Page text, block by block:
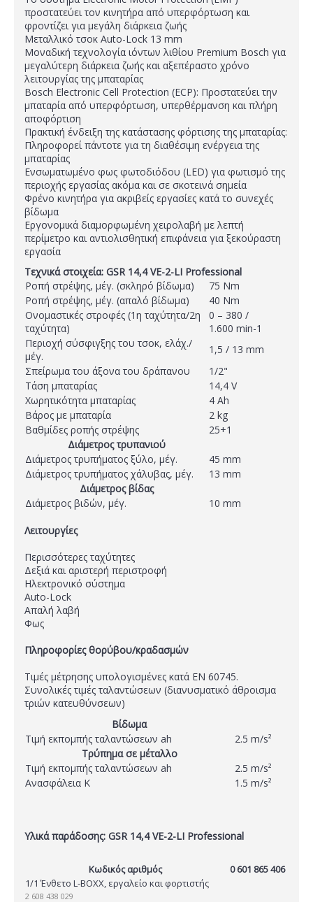
προστατεύει τον κινητήρα από υπερφόρτωση και
φροντίζει για μεγάλη διάρκεια ζωής
Μεταλλικό τσοκ Auto-Lock 13 mm
Μοναδική τεχνολογία ιόντων λιθίου Premium Bosch για
μεγαλύτερη διάρκεια ζωής και αξεπέραστο χρόνο
λειτουργίας της μπαταρίας
Bosch Electronic Cell Protection (ECP): Προστατεύει την
μπαταρία από υπερφόρτωση, υπερθέρμανση και πλήρη
αποφόρτιση
Πρακτική ένδειξη της κατάστασης φόρτισης της μπαταρίας:
Πληροφορεί πάντοτε για τη διαθέσιμη ενέργεια της
μπαταρίας
Ενσωματωμένο φως φωτοδιόδου (LED) για φωτισμό της
περιοχής εργασίας ακόμα και σε σκοτεινά σημεία
Φρένο κινητήρα για ακριβείς εργασίες κατά το συνεχές
βίδωμα
Εργονομικά διαμορφωμένη χειρολαβή με λεπτή
περίμετρο και αντιολισθητική επιφάνεια για ξεκούραστη
εργασία
Τεχνικά στοιχεία: GSR 14,4 VE-2-LI Professional
Ροπή στρέψης, μέγ. (σκληρό βίδωμα)
75 Nm
Ροπή στρέψης, μέγ. (απαλό βίδωμα)
40 Nm
Ονομαστικές στροφές (1η ταχύτητα/2η
ταχύτητα)
0 – 380 /
1.600 min-1
Περιοχή σύσφιγξης του τσοκ, ελάχ./
μέγ.
1,5 / 13 mm
Σπείρωμα του άξονα του δράπανου
1/2"
Τάση μπαταρίας
14,4 V
Χωρητικότητα μπαταρίας
4 Ah
Βάρος με μπαταρία
2 kg
Βαθμίδες ροπής στρέψης
25+1
Διάμετρος τρυπανιού
Διάμετρος τρυπήματος ξύλο, μέγ.
45 mm
Διάμετρος τρυπήματος χάλυβας, μέγ.
13 mm
Διάμετρος βίδας
Διάμετρος βιδών, μέγ.
10 mm
Λειτουργίες
Περισσότερες ταχύτητες
Δεξιά και αριστερή περιστροφή
Ηλεκτρονικό σύστημα
Auto-Lock
Απαλή λαβή
Φως
Πληροφορίες θορύβου/κραδασμών
Τιμές μέτρησης υπολογισμένες κατά EN 60745.
Συνολικές τιμές ταλαντώσεων (διανυσματικό άθροισμα
τριών κατευθύνσεων)
Βίδωμα
Τιμή εκπομπής ταλαντώσεων ah
2.5 m/s²
Τρύπημα σε μέταλλο
Τιμή εκπομπής ταλαντώσεων ah
2.5 m/s²
Ανασφάλεια K
1.5 m/s²
Υλικά παράδοσης: GSR 14,4 VE-2-LI Professional
Κωδικός αριθμός
0 601 865 406
1/1 Ένθετο L-BOXX, εργαλείο και φορτιστής
2 608 438 029